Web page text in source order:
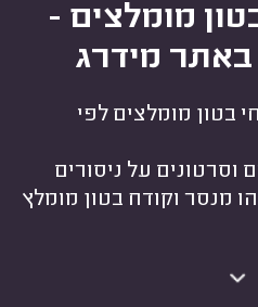
מומלצים -
בטון מומלצים לפי
על ניסורים
מנסר וקודח בטון מומלץ